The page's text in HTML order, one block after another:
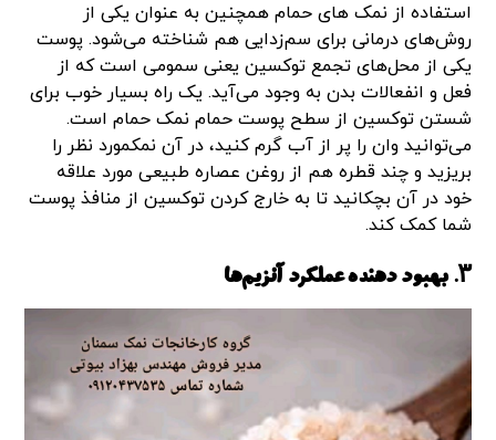
استفاده از نمک های حمام همچنین به عنوان یکی از
روش‌های درمانی برای سم‌زدایی هم شناخته می‌شود. پوست
یکی از محل‌های تجمع توکسین یعنی سمومی است که از
فعل و انفعالات‌ بدن به وجود می‌آید. یک راه بسیار خوب برای
شستن توکسین از سطح پوست حمام نمک حمام است.
می‌توانید وان را پر از آب گرم کنید، در آن نمکمورد نظر را
بریزید و چند قطره هم از روغن عصاره طبیعی مورد علاقه
خود در آن بچکانید تا به خارج کردن توکسین از منافذ پوست
شما کمک کند.
۳. بهبود دهنده عملکرد آنزیم‌ها